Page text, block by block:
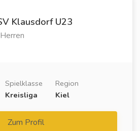
Klausdorf U23
Spielklasse
Kreisliga
Region
Kiel
Zum Profil